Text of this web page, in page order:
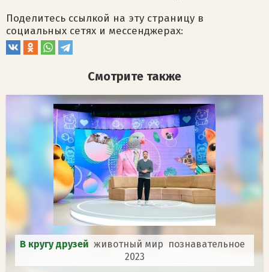
Поделитесь ссылкой на эту страницу в
социальных сетях и мессенджерах:
Смотрите также
В кругу друзей животный мир познавательное
2023